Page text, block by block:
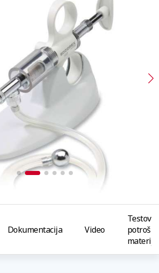
Dokumentacija Video
Testovi i
potrošni